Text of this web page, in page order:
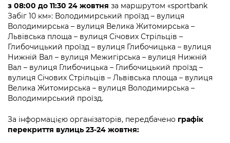
з 08:00 до 11:30 24 жовтня за маршрутом «sportbank
Забiг 10 км»: Володимирський проїзд – вулиця
Володимирська – вулиця Велика Житомирська –
Львівська площа – вулиця Січових Стрільців –
Глибочицький проїзд – вулиця Глибочицька – вулиця
Нижній Вал – вулиця Межигірська – вулиця Нижній
Вал – вулиця Глибочицька – Глибочицький проїзд –
вулиця Січових Стрільців – Львівська площа – вулиця
Велика Житомирська – вулиця Володимирська –
Володимирський проїзд.
За інформацією організаторів, передбачено графік
перекриття вулиць 23-24 жовтня: